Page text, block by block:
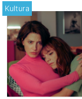
Kultura